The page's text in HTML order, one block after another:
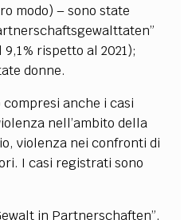
modo) – sono state
rispetto al 2021);
donne.
compresi anche i casi
nell’ambito della
violenza nei confronti di
I casi registrati sono
in Partnerschaften”,